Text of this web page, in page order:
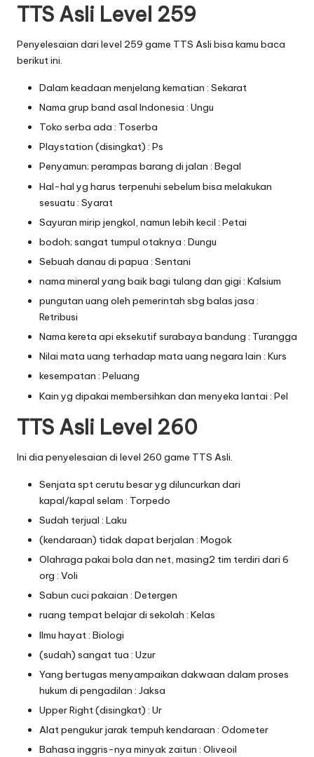
TTS Asli Level 259
Penyelesaian dari level 259 game TTS Asli bisa kamu baca
berikut ini.
Dalam keadaan menjelang kematian : Sekarat
Nama grup band asal Indonesia : Ungu
Toko serba ada : Toserba
Playstation (disingkat) : Ps
Penyamun; perampas barang di jalan : Begal
Hal-hal yg harus terpenuhi sebelum bisa melakukan
sesuatu : Syarat
Sayuran mirip jengkol, namun lebih kecil : Petai
bodoh; sangat tumpul otaknya : Dungu
Sebuah danau di papua : Sentani
nama mineral yang baik bagi tulang dan gigi : Kalsium
pungutan uang oleh pemerintah sbg balas jasa :
Retribusi
Nama kereta api eksekutif surabaya bandung : Turangga
Nilai mata uang terhadap mata uang negara lain : Kurs
kesempatan : Peluang
Kain yg dipakai membersihkan dan menyeka lantai : Pel
TTS Asli Level 260
Ini dia penyelesaian di level 260 game TTS Asli.
Senjata spt cerutu besar yg diluncurkan dari
kapal/kapal selam : Torpedo
Sudah terjual : Laku
(kendaraan) tidak dapat berjalan : Mogok
Olahraga pakai bola dan net, masing2 tim terdiri dari 6
org : Voli
Sabun cuci pakaian : Detergen
ruang tempat belajar di sekolah : Kelas
Ilmu hayat : Biologi
(sudah) sangat tua : Uzur
Yang bertugas menyampaikan dakwaan dalam proses
hukum di pengadilan : Jaksa
Upper Right (disingkat) : Ur
Alat pengukur jarak tempuh kendaraan : Odometer
Bahasa inggris-nya minyak zaitun : Oliveoil